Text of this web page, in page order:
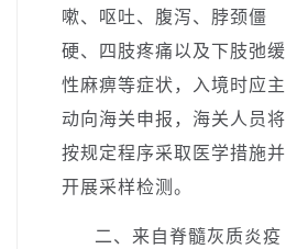
嗽、呕吐、腹泻、脖颈僵
硬、四肢疼痛以及下肢弛缓
性麻痹等症状，入境时应主
动向海关申报，海关人员将
按规定程序采取医学措施并
开展采样检测。
二、来自脊髓灰质炎疫